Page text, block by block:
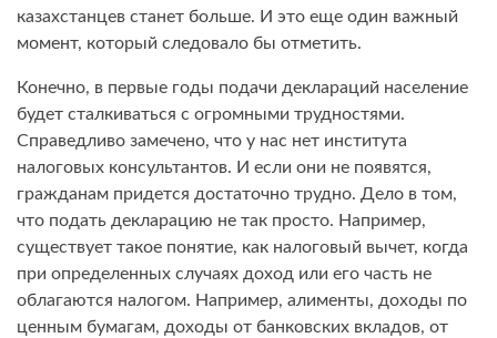
казахстанцев станет больше. И это еще один важный
момент, который следовало бы отметить.
Конечно, в первые годы подачи деклараций население
будет сталкиваться с огромными трудностями.
Справедливо замечено, что у нас нет института
налоговых консультантов. И если они не появятся,
гражданам придется достаточно трудно. Дело в том,
что подать декларацию не так просто. Например,
существует такое понятие, как налоговый вычет, когда
при определенных случаях доход или его часть не
облагаются налогом. Например, алименты, доходы по
ценным бумагам, доходы от банковских вкладов, от